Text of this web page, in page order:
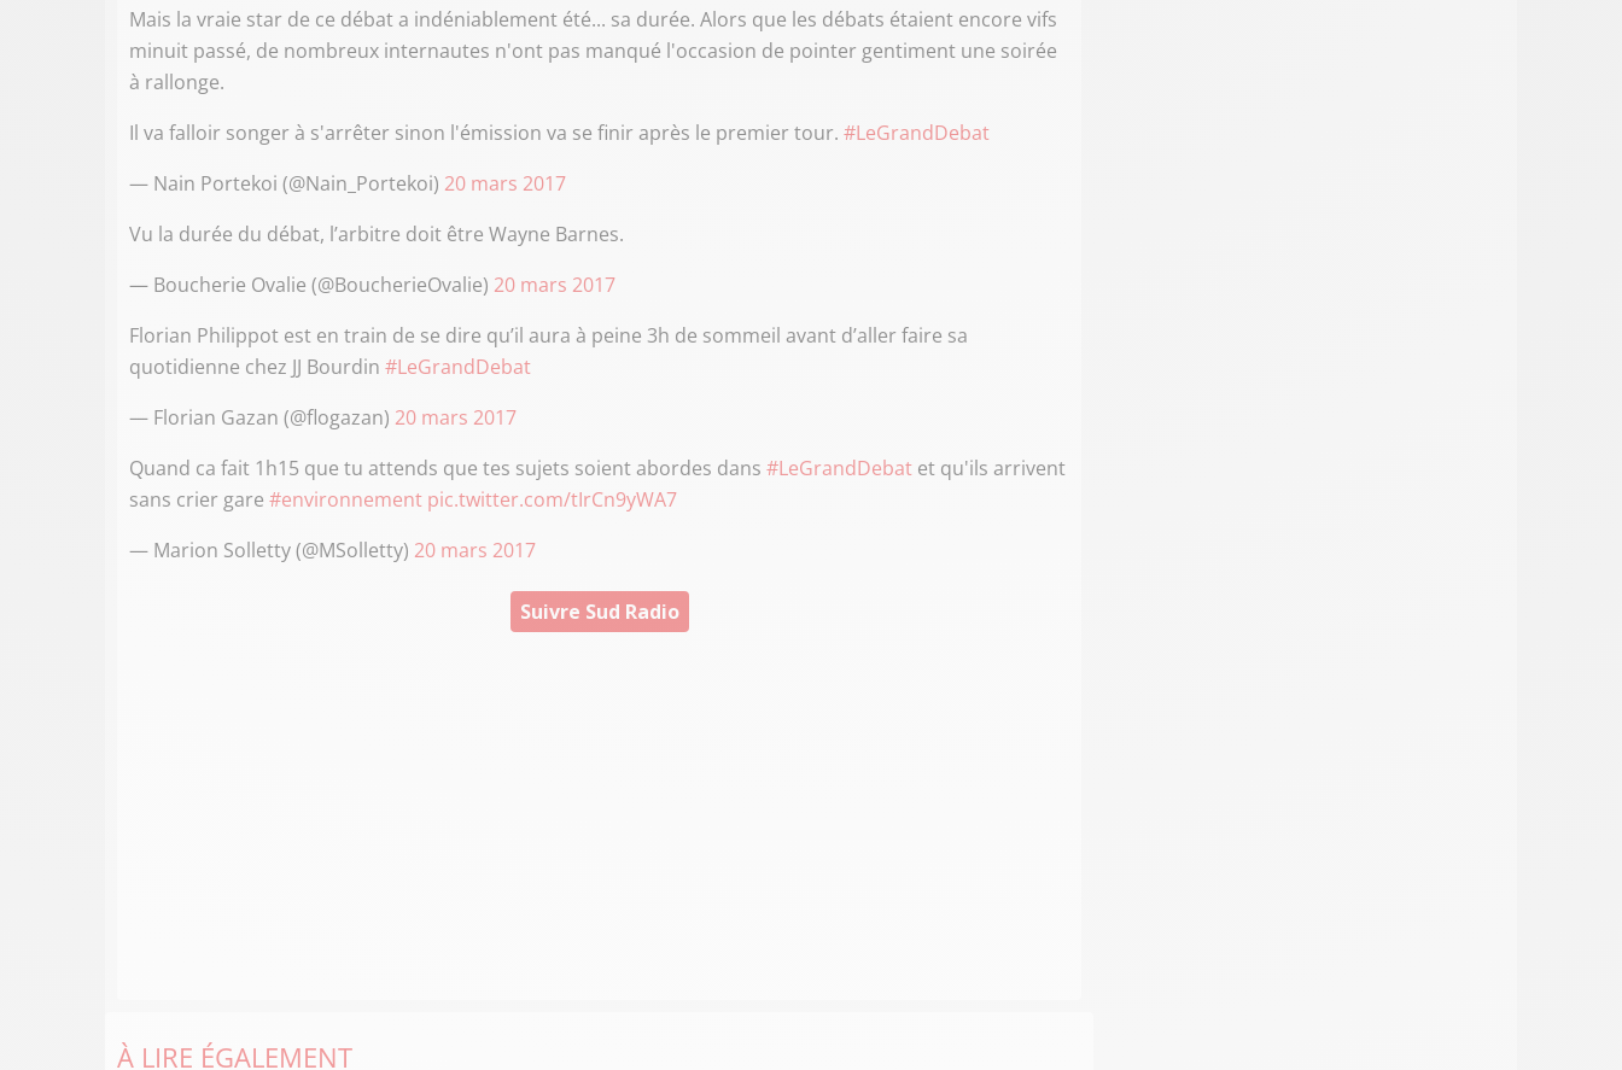
Mais la vraie star de ce débat a indéniablement été... sa durée. Alors que les débats étaient encore vifs
minuit passé, de nombreux internautes n'ont pas manqué l'occasion de pointer gentiment une soirée
à rallonge.
Il va falloir songer à s'arrêter sinon l'émission va se finir après le premier tour. #LeGrandDebat
— Nain Portekoi (@Nain_Portekoi) 20 mars 2017
Vu la durée du débat, l’arbitre doit être Wayne Barnes.
— Boucherie Ovalie (@BoucherieOvalie) 20 mars 2017
Florian Philippot est en train de se dire qu’il aura à peine 3h de sommeil avant d’aller faire sa
quotidienne chez JJ Bourdin #LeGrandDebat
— Florian Gazan (@flogazan) 20 mars 2017
Quand ca fait 1h15 que tu attends que tes sujets soient abordes dans #LeGrandDebat et qu'ils arrivent
sans crier gare #environnement pic.twitter.com/tIrCn9yWA7
— Marion Solletty (@MSolletty) 20 mars 2017
Suivre Sud Radio
À LIRE ÉGALEMENT